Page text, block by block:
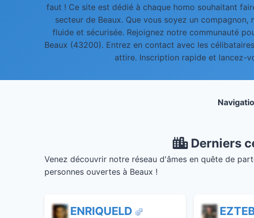
faut ! Ce site est dédié à chaque homo souhaitant
secteur de Beaux. Que vous soyez un
fluide et sécurisée. Rejoignez notre communauté
Beaux (43200). Entrez en contact avec les
attire. Inscription rapide et lancez-
Derniers
Venez découvrir notre réseau d'âmes en quête de
personnes ouvertes à Beaux !
ENRIQUELD